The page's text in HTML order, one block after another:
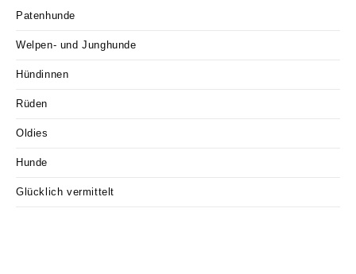
Patenhunde
Welpen- und Junghunde
Hündinnen
Rüden
Oldies
Hunde
Glücklich vermittelt